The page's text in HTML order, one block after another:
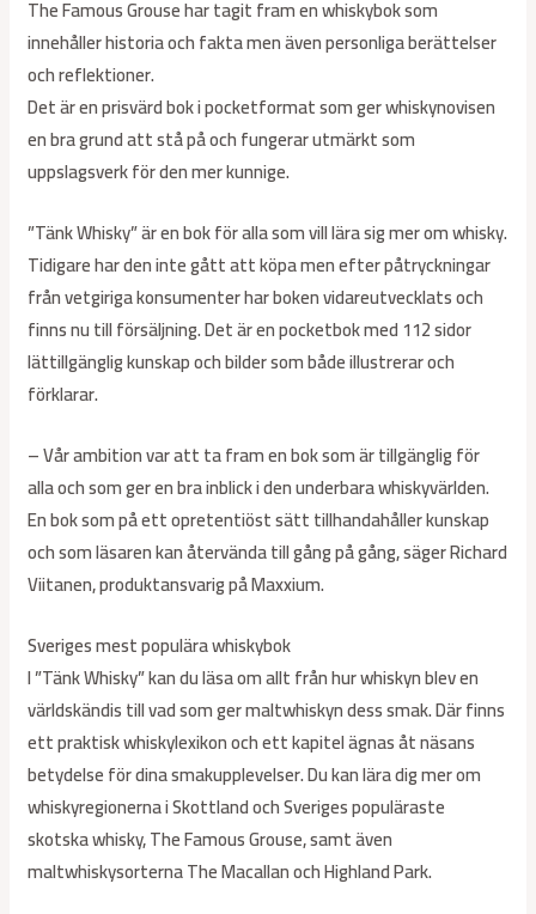
The Famous Grouse har tagit fram en whiskybok som
innehåller historia och fakta men även personliga berättelser
och reflektioner.
Det är en prisvärd bok i pocketformat som ger whiskynovisen
en bra grund att stå på och fungerar utmärkt som
uppslagsverk för den mer kunnige.
”Tänk Whisky” är en bok för alla som vill lära sig mer om whisky.
Tidigare har den inte gått att köpa men efter påtryckningar
från vetgiriga konsumenter har boken vidareutvecklats och
finns nu till försäljning. Det är en pocketbok med 112 sidor
lättillgänglig kunskap och bilder som både illustrerar och
förklarar.
– Vår ambition var att ta fram en bok som är tillgänglig för
alla och som ger en bra inblick i den underbara whiskyvärlden.
En bok som på ett opretentiöst sätt tillhandahåller kunskap
och som läsaren kan återvända till gång på gång, säger Richard
Viitanen, produktansvarig på Maxxium.
Sveriges mest populära whiskybok
I ”Tänk Whisky” kan du läsa om allt från hur whiskyn blev en
världskändis till vad som ger maltwhiskyn dess smak. Där finns
ett praktisk whiskylexikon och ett kapitel ägnas åt näsans
betydelse för dina smakupplevelser. Du kan lära dig mer om
whiskyregionerna i Skottland och Sveriges populäraste
skotska whisky, The Famous Grouse, samt även
maltwhiskysorterna The Macallan och Highland Park.